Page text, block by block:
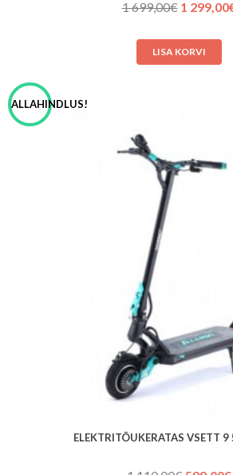
1 699,00€ Algne
oli:
1 699,00€.
1 299,00
LISA KORVI
ALLAHINDLUS!
ELEKTRITÕUKERATAS VSETT